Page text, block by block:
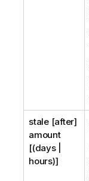
stale [after]
amount
[(days |
hours)]